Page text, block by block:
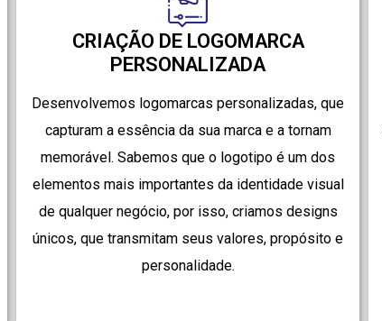
CRIAÇÃO DE LOGOMARCA
PERSONALIZADA
Desenvolvemos logomarcas personalizadas, que
capturam a essência da sua marca e a tornam
memorável. Sabemos que o logotipo é um dos
elementos mais importantes da identidade visual
de qualquer negócio, por isso, criamos designs
únicos, que transmitam seus valores, propósito e
personalidade.